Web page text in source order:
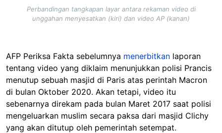
Perbandingan tangkapan layar antara rekaman video di
unggahan menyesatkan (kiri) dan video AP (kanan)
AFP Periksa Fakta sebelumnya menerbitkan laporan
tentang video yang diklaim menunjukkan polisi Prancis
menutup sebuah masjid di Paris atas perintah Macron
di bulan Oktober 2020. Akan tetapi, video itu
sebenarnya direkam pada bulan Maret 2017 saat polisi
mengeluarkan muslim secara paksa dari masjid Clichy
yang akan ditutup oleh pemerintah setempat.